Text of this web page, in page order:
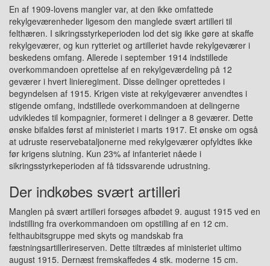
En af 1909-lovens mangler var, at den ikke omfattede
rekylgeværenheder ligesom den manglede svært artilleri til
felthæren. I sikringsstyrkeperioden lod det sig ikke gøre at skaffe
rekylgeværer, og kun rytteriet og artilleriet havde rekylgeværer i
beskedens omfang. Allerede i september 1914 indstillede
overkommandoen oprettelse af en rekylgeværdeling på 12
geværer i hvert linieregiment. Disse delinger oprettedes i
begyndelsen af 1915. Krigen viste at rekylgeværer anvendtes i
stigende omfang, indstillede overkommandoen at delingerne
udvikledes til kompagnier, formeret i delinger a 8 geværer. Dette
ønske bifaldes først af ministeriet i marts 1917. Et ønske om også
at udruste reservebataljonerne med rekylgeværer opfyldtes ikke
før krigens slutning. Kun 23% af infanteriet nåede i
sikringsstyrkeperioden af få tidssvarende udrustning.
Der indkøbes svært artilleri
Manglen på svært artilleri forsøges afbødet 9. august 1915 ved en
indstilling fra overkommandoen om opstilling af en 12 cm.
felthaubitsgruppe med skyts og mandskab fra
fæstningsartillerireserven. Dette tiltrædes af ministeriet ultimo
august 1915. Dernæst fremskaffedes 4 stk. moderne 15 cm.